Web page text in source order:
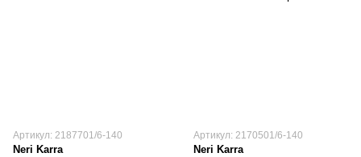
Артикул: 2187701/6-140
Neri Karra
Артикул: 2170501/6-140
Neri Karra